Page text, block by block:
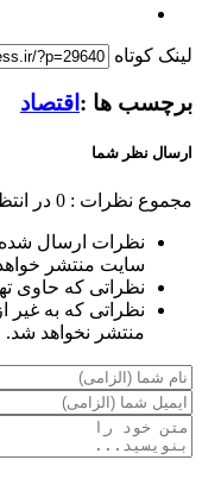
لینک کوتاه
برچسب ها : اقتصاد
ارسال نظر شما
مجموع نظرات : 0 در
نظرات ارسال
سایت منتشر
نظراتی که حاوی
نظراتی که به غیر
منتشر نخواهد شد.